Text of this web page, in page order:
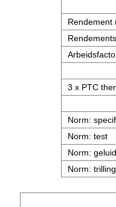
Rendement
3 x PTC
Norm:
Norm: test
Norm: geluid
Norm: